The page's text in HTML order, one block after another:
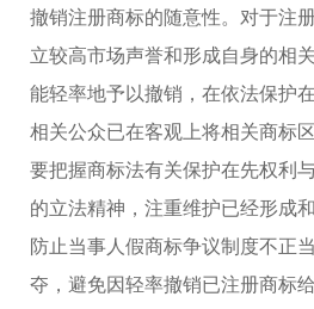
撤销注册商标的随意性。对于注
立较高市场声誉和形成自身的相
能轻率地予以撤销，在依法保护
相关公众已在客观上将相关商标
要把握商标法有关保护在先权利
的立法精神，注重维护已经形成
防止当事人假商标争议制度不正
夺，避免因轻率撤销已注册商标